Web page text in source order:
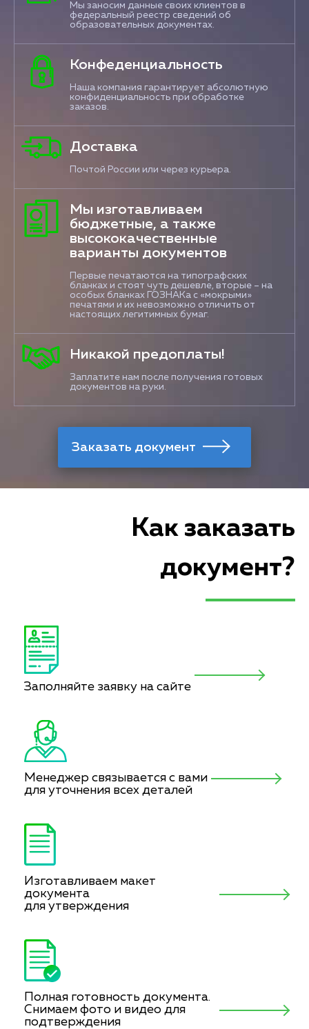
Мы заносим данные своих клиентов в
федеральный реестр сведений об
образовательных документах.
Конфеденциальность
Наша компания гарантирует абсолютную
конфиденциальность при обработке
заказов.
Доставка
Почтой России или через курьера.
Мы изготавливаем
бюджетные, а также
высококачественные
варианты документов
Первые печатаются на типографских
бланках и стоят чуть дешевле, вторые – на
особых бланках ГОЗНАКа с «мокрыми»
печатями и их невозможно отличить от
настоящих легитимных бумаг.
Никакой предоплаты!
Заплатите нам после получения готовых
документов на руки.
Как заказать
документ?
Заполняйте заявку на сайте
Менеджер связывается с вами
для уточнения всех деталей
Изготавливаем макет
документа
для утверждения
Полная готовность документа.
Снимаем фото и видео для
подтверждения